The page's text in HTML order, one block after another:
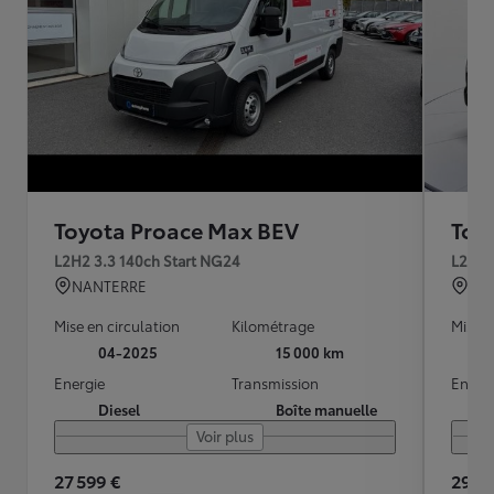
Toyota Proace Max BEV
L2H2 3.3 140ch Start NG24
NANTERRE
Mise en circulation
04-2025
Kilométrage
15 000 km
Energie
Diesel
Transmission
Boîte manuelle
Voir plus
27 599 €
L2H1
Mise
29